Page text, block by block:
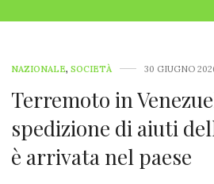
NAZIONALE, SOCIETÀ 30 GIUGNO
Terremoto in
spedizione di aiuti
è arrivata nel paese